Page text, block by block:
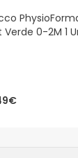
Verde 0-2M 1